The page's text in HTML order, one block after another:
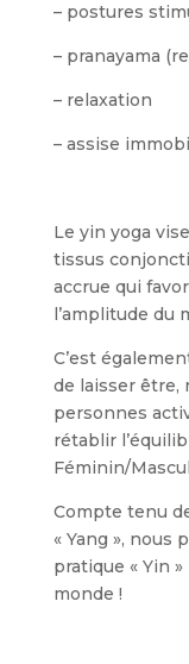
– postures
– pranayama
– relaxation
– assise
Le yin yoga
tissus
accrue qui
l’amplitude du
C’est
de laisser être,
personnes
rétablir
Féminin/
Compte tenu
« Yang », nous
pratique « Yin
monde !